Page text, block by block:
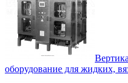
оборудование для жидких,